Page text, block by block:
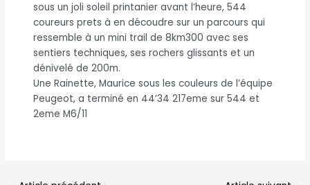
sous un joli soleil printanier avant l’heure, 544
coureurs prets à en découdre sur un parcours qui
ressemble à un mini trail de 8km300 avec ses
sentiers techniques, ses rochers glissants et un
dénivelé de 200m.
Une Rainette, Maurice sous les couleurs de l’équipe
Peugeot, a terminé en 44’34 217eme sur 544 et
2eme M6/11